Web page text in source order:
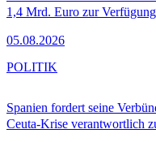
1,4 Mrd. Euro zur Verfügung
05.08.2026
Spanien fordert seine
Ceuta-Krise verantwortlich
POLITIK